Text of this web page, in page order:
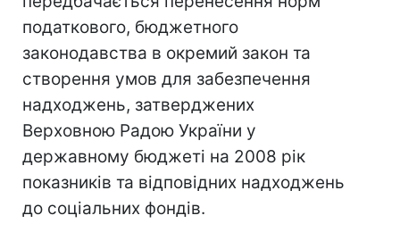
податкового, бюджетного
законодавства в окремий закон та
створення умов для забезпечення
надходжень, затверджених
Верховною Радою України у
державному бюджеті на 2008 рік
показників та відповідних надходжень
до соціальних фондів.